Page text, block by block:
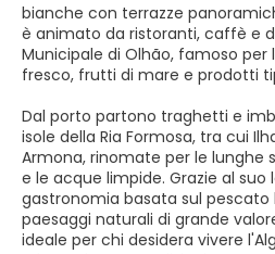
bianche con terrazze
è animato da ristoranti, caffè e
Municipale di Olhão, famoso per
fresco, frutti di mare e prodotti
Dal porto partono traghetti e
isole della Ria Formosa, tra cui
Armona, rinomate per le lunghe
e le acque limpide. Grazie al
gastronomia basata sul pescato
paesaggi naturali di grande
ideale per chi desidera vivere